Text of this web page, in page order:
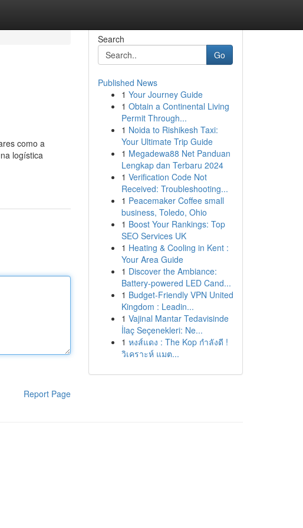
como a
logística
Report Page
Search
Go
Published News
1 Your Journey Guide
1 Obtain a Continental Living
Permit Through...
1 Noida to Rishikesh Taxi:
Your Ultimate Trip Guide
1 Megadewa88 Net Panduan
Lengkap dan Terbaru 2024
1 Verification Code Not
Received: Troubleshooting...
1 Peacemaker Coffee small
business, Toledo, Ohio
1 Boost Your Rankings: Top
SEO Services UK
1 Heating & Cooling in Kent :
Your Area Guide
1 Discover the Ambiance:
Battery-powered LED Cand...
1 Budget-Friendly VPN United
Kingdom : Leadin...
1 Vajinal Mantar Tedavisinde
İlaç Seçenekleri: Ne...
1 หงส์แดง : The Kop กำลังดี !
วิเคราะห์ แมต...